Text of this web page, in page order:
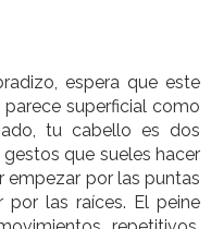
espera que este
superficial como
tu cabello es dos
que sueles hacer
empezar por las puntas
las raíces. El peine